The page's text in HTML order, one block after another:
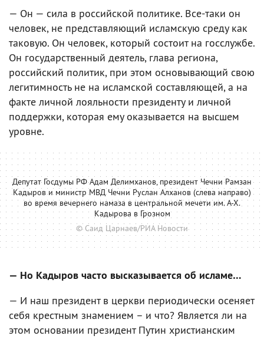
— Он — сила в российской политике. Все-таки он
человек, не представляющий исламскую среду как
таковую. Он человек, который состоит на госслужбе.
Он государственный деятель, глава региона,
российский политик, при этом основывающий свою
легитимность не на исламской составляющей, а на
факте личной лояльности президенту и личной
поддержки, которая ему оказывается на высшем
уровне.
Депутат Госдумы РФ Адам Делимханов, президент Чечни Рамзан
Кадыров и министр МВД Чечни Руслан Алханов (слева направо)
во время вечернего намаза в центральной мечети им. А-Х.
Кадырова в Грозном
© Саид Царнаев/РИА Новости
— Но Кадыров часто высказывается об исламе…
— И наш президент в церкви периодически осеняет
себя крестным знамением – и что? Является ли на
этом основании президент Путин христианским